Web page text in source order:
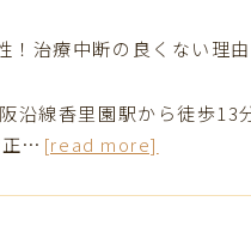
治療中断の良くない理由
沿線香里園駅から徒歩13
正… [read more]